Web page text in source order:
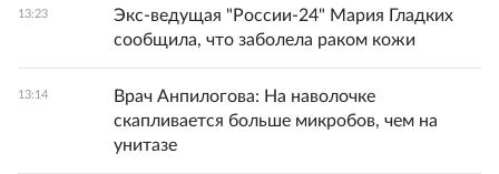
13:23
Экс-ведущая "России-24" Мария Гладких
сообщила, что заболела раком кожи
13:14
Врач Анпилогова: На наволочке
скапливается больше микробов, чем на
унитазе